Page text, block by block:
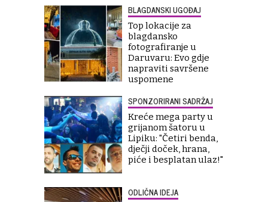
BLAGDANSKI UGOĐAJ
Top lokacije za
blagdansko
fotografiranje u
Daruvaru: Evo gdje
napraviti savršene
uspomene
SPONZORIRANI SADRŽAJ
Kreće mega party u
grijanom šatoru u
Lipiku: "Četiri benda,
dječji doček, hrana,
piće i besplatan ulaz!"
ODLIČNA IDEJA